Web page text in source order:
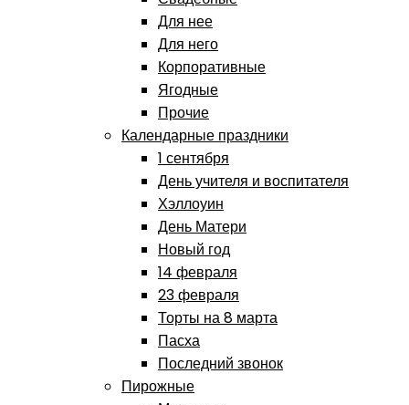
Для нее
Для него
Корпоративные
Ягодные
Прочие
Календарные праздники
1 сентября
День учителя и воспитателя
Хэллоуин
День Матери
Новый год
14 февраля
23 февраля
Торты на 8 марта
Пасха
Последний звонок
Пирожные